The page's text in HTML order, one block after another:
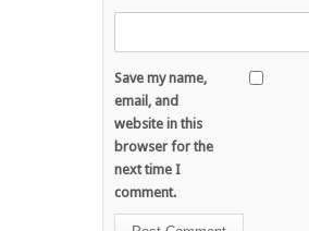
Save my name,
email, and
website in this
browser for the
next time I
comment.